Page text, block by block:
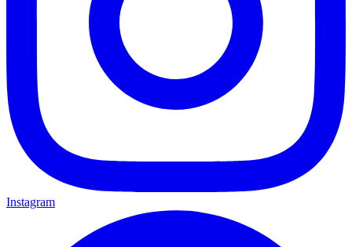
Instagram